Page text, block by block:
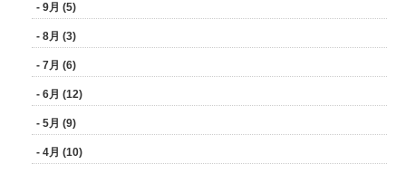
- 9月 (5)
- 8月 (3)
- 7月 (6)
- 6月 (12)
- 5月 (9)
- 4月 (10)